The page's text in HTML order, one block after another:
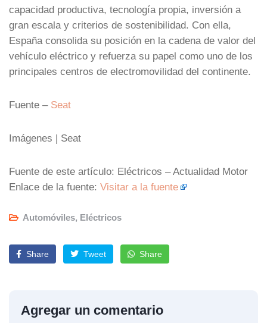
capacidad productiva, tecnología propia, inversión a
gran escala y criterios de sostenibilidad. Con ella,
España consolida su posición en la cadena de valor del
vehículo eléctrico y refuerza su papel como uno de los
principales centros de electromovilidad del continente.
Fuente – Seat
Imágenes | Seat
Fuente de este artículo: Eléctricos – Actualidad Motor
Enlace de la fuente: Visitar a la fuente
Automóviles, Eléctricos
Share Tweet Share
Agregar un comentario